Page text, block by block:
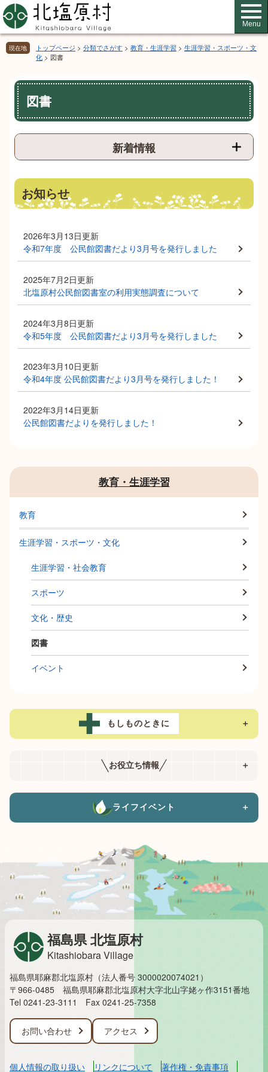
ペ
ー
ジ
の
先
メ
ニ
ュ
ー
を
Menu
現在地 トップページ > 分類でさがす > 教育・生涯学習 > 生涯学習・スポーツ・文
化 > 図書
本
文
図書
新着情報
お知らせ
2026年3月13日更新
令和7年度 公民館図書だより3月号を発行しました
2025年7月2日更新
北塩原村公民館図書室の利用実態調査について
2024年3月8日更新
令和5年度 公民館図書だより3月号を発行しました
2023年3月10日更新
令和4年度 公民館図書だより3月号を発行しました！
2022年3月14日更新
公民館図書だよりを発行しました！
教育・生涯学習
教育
生涯学習・スポーツ・文化
生涯学習・社会教育
スポーツ
文化・歴史
図書
イベント
もしものときに ＋
お役立ち情報 ＋
ライフイベント ＋
福島県 北塩原村
Kitashiobara Village
福島県耶麻郡北塩原村（法人番号 3000020074021）
〒966-0485 福島県耶麻郡北塩原村大字北山字姥ヶ作3151番地
Tel 0241-23-3111 Fax 0241-25-7358
お問い合わせ アクセス
個人情報の取り扱い リンクについて 著作権・免責事項